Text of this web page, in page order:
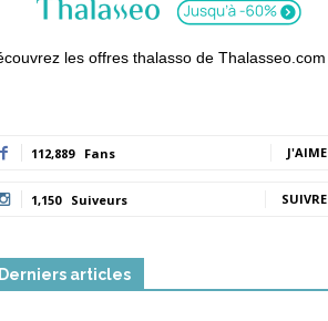
les offres thalasso de Thalasseo.com
112,889 Fans J'AIME
1,150 Suiveurs SUIVRE
articles